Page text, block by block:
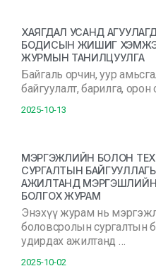
ХАЯГДАЛ УСАНД
БОДИСЫН ЖИШИГ
ЖУРМЫН ТАНИЛЦУУЛГА
Байгаль орчин, уур
байгуулалт, барилга,
2025-10-13
МЭРГЭЖЛИЙН БОЛОН
СУРГАЛТЫН
АЖИЛТАНД МЭРГЭШЛИЙН
БОЛГОХ ЖУРАМ
Энэхүү журам нь
боловсролын сургалтын
удирдах ажилтанд …
2025-10-02